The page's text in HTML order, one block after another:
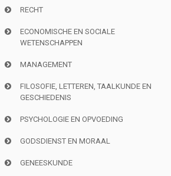
RECHT
ECONOMISCHE EN SOCIALE
WETENSCHAPPEN
MANAGEMENT
FILOSOFIE, LETTEREN, TAALKUNDE EN
GESCHIEDENIS
PSYCHOLOGIE EN OPVOEDING
GODSDIENST EN MORAAL
GENEESKUNDE